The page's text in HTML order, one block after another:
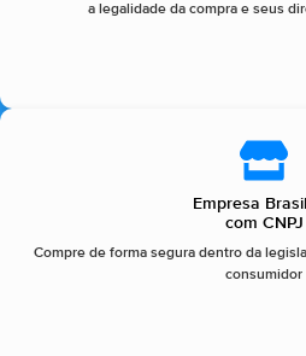
a legalidade da compra e seus
Empresa
com CNPJ
Compre de forma segura dentro da
consumidor